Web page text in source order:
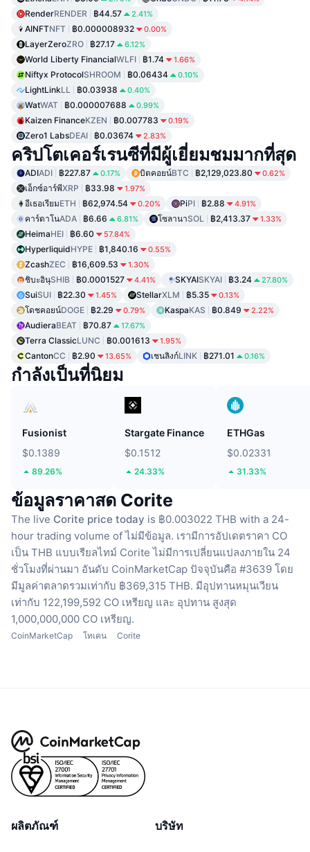
RenderRENDER ฿44.57 2.41%
AINFTNFT ฿0.000008932 0.00%
LayerZeroZRO ฿27.17 6.12%
World Liberty FinancialWLFI ฿1.74 1.66%
Niftyx ProtocolSHROOM ฿0.06434 0.10%
LightLinkLL ฿0.03938 0.40%
WatWAT ฿0.000007688 0.99%
Kaizen FinanceKZEN ฿0.007783 0.19%
Zero1 LabsDEAI ฿0.03674 2.83%
คริปโตเคอร์เรนซีที่มีผู้เยี่ยมชมมากที่สุด
ADIADI ฿227.87 0.17% บิตคอยน์BTC ฿2,129,023.80 0.62%
เอ็กซ์อาร์พีXRP ฿33.98 1.97%
อีเธอเรียมETH ฿62,974.54 0.20% PiPI ฿2.88 4.91%
คาร์ดาโนADA ฿6.66 6.81% โซลานาSOL ฿2,413.37 1.33%
HeimaHEI ฿6.60 57.84%
HyperliquidHYPE ฿1,840.16 0.55%
ZcashZEC ฿16,609.53 1.30%
ชิบะอินุSHIB ฿0.0001527 4.41% SKYAISKYAI ฿3.24 27.80%
SuiSUI ฿22.30 1.45% StellarXLM ฿5.35 0.13%
โดชคอยน์DOGE ฿2.29 0.79% KaspaKAS ฿0.849 2.22%
AudieraBEAT ฿70.87 17.67%
Terra ClassicLUNC ฿0.001613 1.95%
CantonCC ฿2.90 13.65% เชนลิงก์LINK ฿271.01 0.16%
กำลังเป็นที่นิยม
Fusionist
$0.1389
89.26%
Stargate Finance
$0.1512
24.33%
ETHGas
$0.02331
31.33%
ข้อมูลราคาสด Corite
The live Corite price today is ฿0.003022 THB with a 24-
hour trading volume of ไม่มีข้อมูล. เรามีการอัปเดตราคา CO
เป็น THB แบบเรียลไทม์ Corite ไม่มีการเปลี่ยนแปลงภายใน 24
ชั่วโมงที่ผ่านมา อันดับ CoinMarketCap ปัจจุบันคือ #3639 โดย
มีมูลค่าตลาดรวมเท่ากับ ฿369,315 THB. มีอุปทานหมุนเวียน
เท่ากับ 122,199,592 CO เหรียญ และ อุปทาน สูงสุด
1,000,000,000 CO เหรียญ.
CoinMarketCap โทเคน Corite
ผลิตภัณฑ์ บริษัท